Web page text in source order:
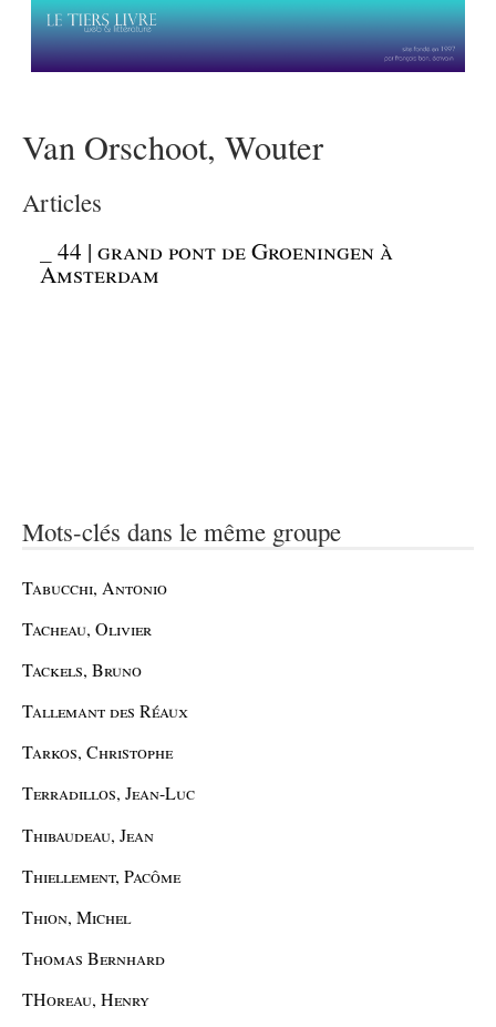
Van Orschoot, Wouter
Articles
_44 | grand pont de Groeningen à
Amsterdam
Mots-clés dans le même groupe
Tabucchi, Antonio
Tacheau, Olivier
Tackels, Bruno
Tallemant des Réaux
Tarkos, Christophe
Terradillos, Jean-Luc
Thibaudeau, Jean
Thiellement, Pacôme
Thion, Michel
Thomas Bernhard
THoreau, Henry